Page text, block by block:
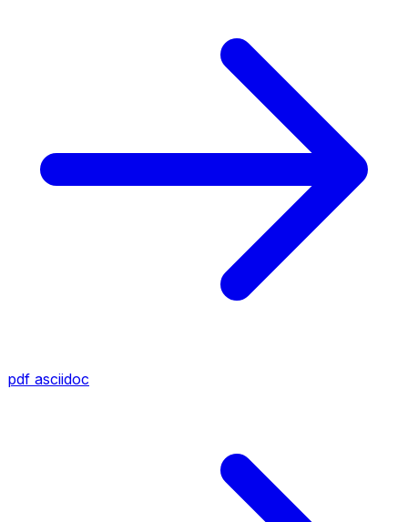
pdf asciidoc